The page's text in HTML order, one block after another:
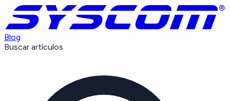
Blog
Buscar artículos